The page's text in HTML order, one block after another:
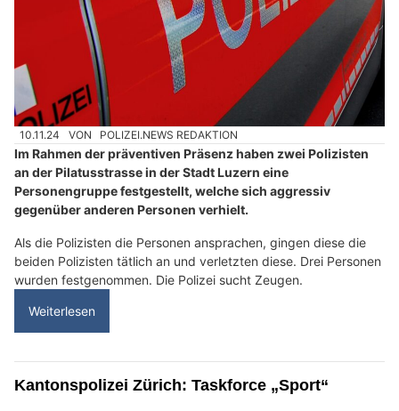
10.11.24 VON POLIZEI.NEWS REDAKTION
Im Rahmen der präventiven Präsenz haben zwei Polizisten
an der Pilatusstrasse in der Stadt Luzern eine
Personengruppe festgestellt, welche sich aggressiv
gegenüber anderen Personen verhielt.
Als die Polizisten die Personen ansprachen, gingen diese die
beiden Polizisten tätlich an und verletzten diese. Drei Personen
wurden festgenommen. Die Polizei sucht Zeugen.
Weiterlesen
Kantonspolizei Zürich: Taskforce „Sport“